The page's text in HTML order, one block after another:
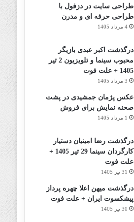
طراحی سایت در دزفول با
طراحی حرفه‌ ای و مدرن
4 مرداد 1405
درگذشت اکبر عبدی بازیگر
محبوب سینما و تلویزیون 2 تیر
1405 + علت فوت
3 مرداد 1405
عکس پژمان جمشیدی در پشت
صحنه نمایش برای فروش
1 مرداد 1405
درگذشت رضا امینیان دستیار
کارگردان سینما 29 تیر 1405 +
علت فوت
31 تیر 1405
درگذشت میهن اعلا چهره پرداز
پیشکسوت ایران + علت فوت
30 تیر 1405